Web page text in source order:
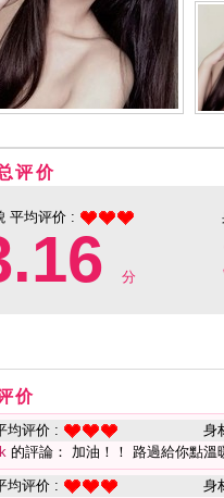
评价
平均评价 :
分
价
均评价 : 身
的評論： 加油！！ 路過給你點溫
均评价 : 身